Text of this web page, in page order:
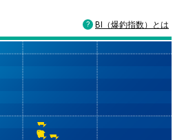
BI（爆釣指数）とは